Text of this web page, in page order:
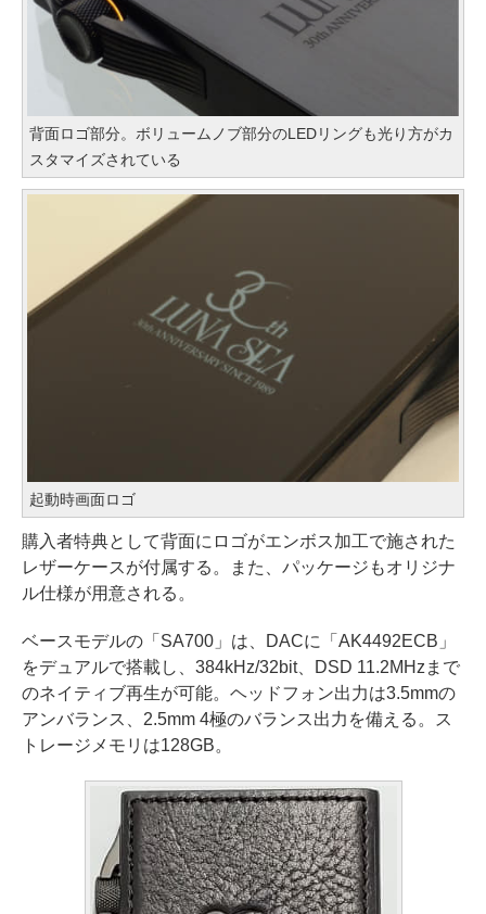
背面ロゴ部分。ボリュームノブ部分のLEDリングも光り方がカ
スタマイズされている
起動時画面ロゴ
購入者特典として背面にロゴがエンボス加工で施された
レザーケースが付属する。また、パッケージもオリジナ
ル仕様が用意される。
ベースモデルの「SA700」は、DACに「AK4492ECB」
をデュアルで搭載し、384kHz/32bit、DSD 11.2MHzまで
のネイティブ再生が可能。ヘッドフォン出力は3.5mmの
アンバランス、2.5mm 4極のバランス出力を備える。ス
トレージメモリは128GB。